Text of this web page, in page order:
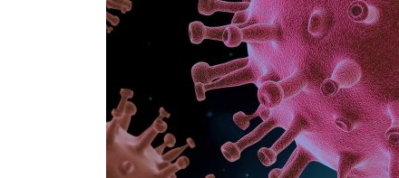
DANS LES MÉDIAS
SUR LE VAL D'OISE
À L'ASSEMBLÉE NATIONALE